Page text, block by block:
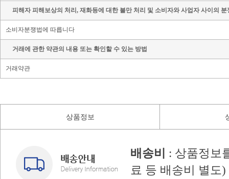
피해자 피해보상의 처리, 재화등에 대한 불만 처리 및 소비자와 사업자 사이의
소비자분쟁법에 따릅니다
거래에 관한 약관의 내용 또는 확인할 수 있는 방법
거래약관
상품정보
배송비
: 상품정보
료 등 배송비 별도)